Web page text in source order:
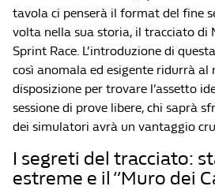
tavola ci penserà il format del fine
volta nella sua storia, il tracciato di
Sprint Race. L’introduzione di
così anomala ed esigente ridurrà
disposizione per trovare l’assetto
sessione di prove libere, chi saprà
dei simulatori avrà un vantaggio
I segreti del tracciato:
estreme e il “Muro dei